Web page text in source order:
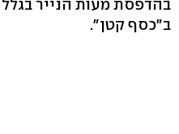
בהדפסת מעות הנייר
ב"כסף קטן".